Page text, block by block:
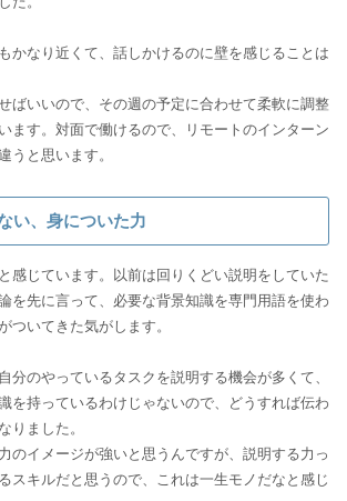
かなり近くて、話しかけるのに壁を感じることは
ばいいので、その週の予定に合わせて柔軟に調整
ます。対面で働けるので、リモートのインターン
うと思います。
い、身についた力
感じています。以前は回りくどい説明をしていた
を先に言って、必要な背景知識を専門用語を使わ
ついてきた気がします。
分のやっているタスクを説明する機会が多くて、
を持っているわけじゃないので、どうすれば伝わ
りました。
のイメージが強いと思うんですが、説明する力っ
スキルだと思うので、これは一生モノだなと感じ